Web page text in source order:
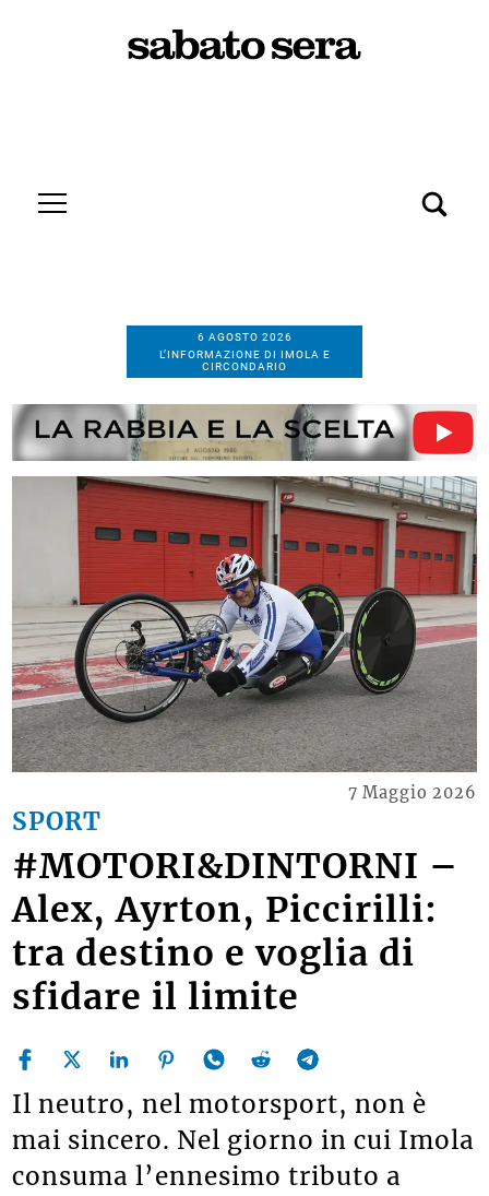
6 AGOSTO 2026
L’INFORMAZIONE DI IMOLA E
CIRCONDARIO
SPORT
7 Maggio 2026
#MOTORI&DINTORNI –
Alex, Ayrton, Piccirilli:
tra destino e voglia di
sfidare il limite
Il neutro, nel motorsport, non è
mai sincero. Nel giorno in cui Imola
consuma l’ennesimo tributo a